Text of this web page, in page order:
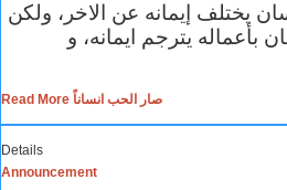
يختلف إيمانه عن الاخر، ولكن
بأعماله يترجم ايمانه، و
Read More صار الحب انساناً
Details
Announcement